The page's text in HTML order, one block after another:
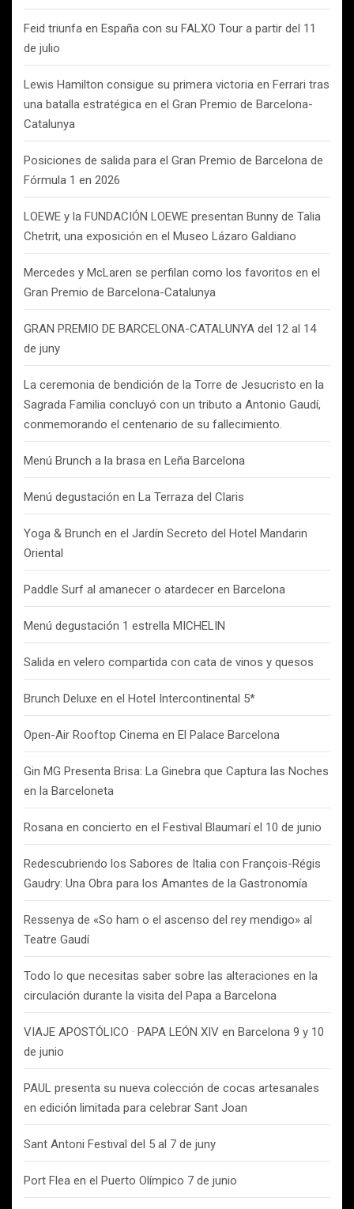
Feid triunfa en España con su FALXO Tour a partir del 11
de julio
Lewis Hamilton consigue su primera victoria en Ferrari tras
una batalla estratégica en el Gran Premio de Barcelona-
Catalunya
Posiciones de salida para el Gran Premio de Barcelona de
Fórmula 1 en 2026
LOEWE y la FUNDACIÓN LOEWE presentan Bunny de Talia
Chetrit, una exposición en el Museo Lázaro Galdiano
Mercedes y McLaren se perfilan como los favoritos en el
Gran Premio de Barcelona-Catalunya
GRAN PREMIO DE BARCELONA-CATALUNYA del 12 al 14
de juny
La ceremonia de bendición de la Torre de Jesucristo en la
Sagrada Familia concluyó con un tributo a Antonio Gaudí,
conmemorando el centenario de su fallecimiento.
Menú Brunch a la brasa en Leña Barcelona
Menú degustación en La Terraza del Claris
Yoga & Brunch en el Jardín Secreto del Hotel Mandarin
Oriental
Paddle Surf al amanecer o atardecer en Barcelona
Menú degustación 1 estrella MICHELIN
Salida en velero compartida con cata de vinos y quesos
Brunch Deluxe en el Hotel Intercontinental 5*
Open-Air Rooftop Cinema en El Palace Barcelona
Gin MG Presenta Brisa: La Ginebra que Captura las Noches
en la Barceloneta
Rosana en concierto en el Festival Blaumarí el 10 de junio
Redescubriendo los Sabores de Italia con François-Régis
Gaudry: Una Obra para los Amantes de la Gastronomía
Ressenya de «So ham o el ascenso del rey mendigo» al
Teatre Gaudí
Todo lo que necesitas saber sobre las alteraciones en la
circulación durante la visita del Papa a Barcelona
VIAJE APOSTÓLICO · PAPA LEÓN XIV en Barcelona 9 y 10
de junio
PAUL presenta su nueva colección de cocas artesanales
en edición limitada para celebrar Sant Joan
Sant Antoni Festival del 5 al 7 de juny
Port Flea en el Puerto Olímpico 7 de junio